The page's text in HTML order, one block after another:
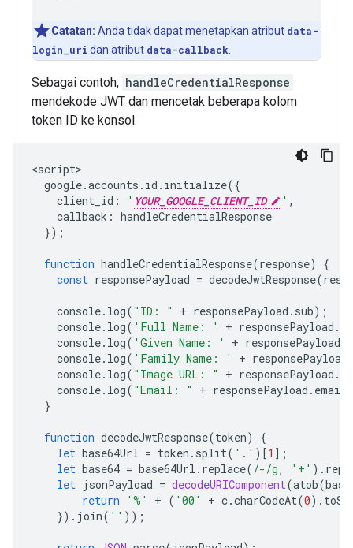
Catatan: Anda tidak dapat menetapkan atribut data-
login_uri dan atribut data-callback
Sebagai contoh, handleCredentialResponse
mendekode JWT dan mencetak beberapa kolom
token ID ke konsol.
<script
google.accounts . id . initialize({
client_id : ' YOUR_GOOGLE_CLIENT_ID ' ,
callback : handleCredentialResponse
});
function handleCredentialResponse(response)
{
const responsePayload = decodeJwtResponse(
console. log( "ID: " + responsePayload . sub);
console. log( 'Full Name: ' + responsePayload .
console. log( 'Given Name: ' + responsePayload
console. log( 'Family Name: ' + responsePayload
console. log( "Image URL: " + responsePayload .
console. log( "Email: " + responsePayload . email
}
function decodeJwtResponse(token)
{
let base64Url = token . split( '.' )[1 ];
let base64 = base64Url . replace( /-/g, '+' ).
let jsonPayload = decodeURIComponent(atob(
return
'%' + ( '00' + c.charCodeAt(0).
}). join( '' ));